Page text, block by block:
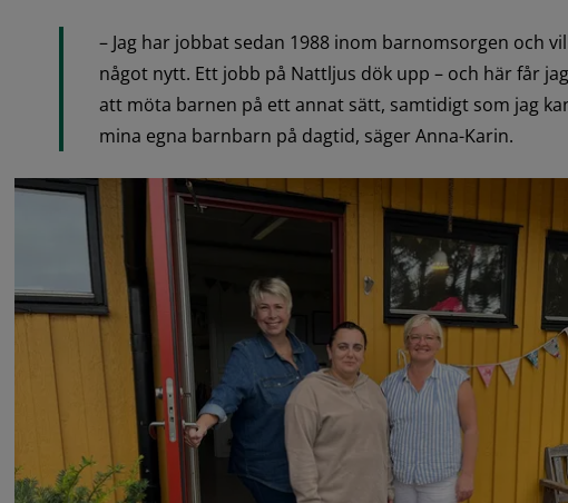
– Jag har jobbat sedan 1988 inom barnomsorgen och
något nytt. Ett jobb på Nattljus dök upp – och här får
att möta barnen på ett annat sätt, samtidigt som jag
mina egna barnbarn på dagtid, säger Anna-Karin.